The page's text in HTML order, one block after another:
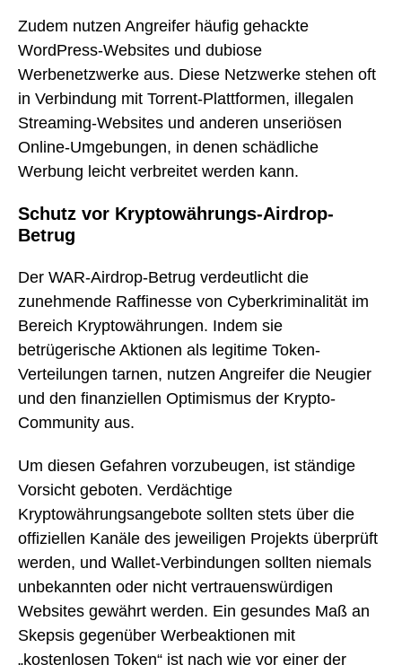
Zudem nutzen Angreifer häufig gehackte
WordPress-Websites und dubiose
Werbenetzwerke aus. Diese Netzwerke stehen oft
in Verbindung mit Torrent-Plattformen, illegalen
Streaming-Websites und anderen unseriösen
Online-Umgebungen, in denen schädliche
Werbung leicht verbreitet werden kann.
Schutz vor Kryptowährungs-Airdrop-
Betrug
Der WAR-Airdrop-Betrug verdeutlicht die
zunehmende Raffinesse von Cyberkriminalität im
Bereich Kryptowährungen. Indem sie
betrügerische Aktionen als legitime Token-
Verteilungen tarnen, nutzen Angreifer die Neugier
und den finanziellen Optimismus der Krypto-
Community aus.
Um diesen Gefahren vorzubeugen, ist ständige
Vorsicht geboten. Verdächtige
Kryptowährungsangebote sollten stets über die
offiziellen Kanäle des jeweiligen Projekts überprüft
werden, und Wallet-Verbindungen sollten niemals
unbekannten oder nicht vertrauenswürdigen
Websites gewährt werden. Ein gesundes Maß an
Skepsis gegenüber Werbeaktionen mit
„kostenlosen Token“ ist nach wie vor einer der